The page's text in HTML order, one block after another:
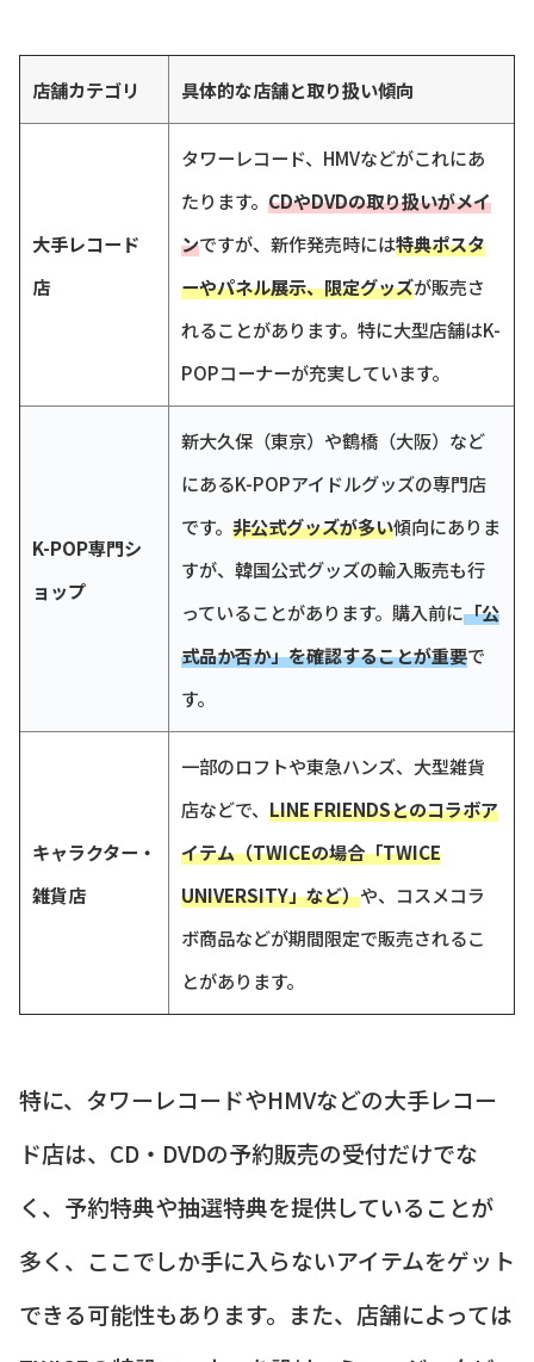
店舗カテゴリ 具体的な店舗と取り扱い傾向
大手レコード
店
タワーレコード、HMVなどがこれにあ
たります。 CDやDVDの取り扱いがメイ
ンですが、新作発売時には特典ポスタ
ーやパネル展示、限定グッズが販売さ
れることがあります。特に大型店舗はK-
POPコーナーが充実しています。
K-POP専門シ
ョップ
新大久保（東京）や鶴橋（大阪）など
にあるK-POPアイドルグッズの専門店
です。 非公式グッズが多い傾向にありま
すが、韓国公式グッズの輸入販売も行
っていることがあります。購入前に「公
式品か否か」を確認することが重要で
す。
キャラクター・
雑貨店
一部のロフトや東急ハンズ、大型雑貨
店などで、 LINE FRIENDSとのコラボア
イテム（TWICEの場合「TWICE
UNIVERSITY」など）や、コスメコラ
ボ商品などが期間限定で販売されるこ
とがあります。
特に、タワーレコードやHMVなどの大手レコー
ド店は、CD・DVDの予約販売の受付だけでな
く、予約特典や抽選特典を提供していることが
多く、ここでしか手に入らないアイテムをゲット
できる可能性もあります。また、店舗によっては